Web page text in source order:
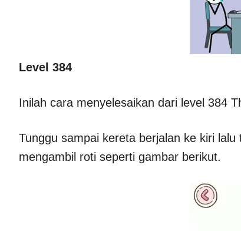
Level 384
Inilah cara menyelesaikan dari level 384
Tunggu sampai kereta berjalan ke kiri
mengambil roti seperti gambar berikut.